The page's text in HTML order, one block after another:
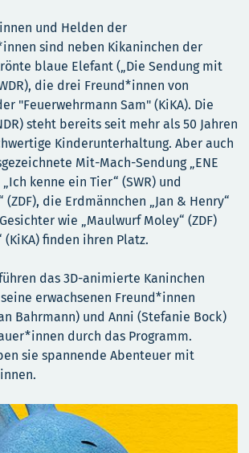
und Helden der
sind neben Kikaninchen der
blaue Elefant („Die Sendung mit
die drei Freund*innen von
"Feuerwehrmann Sam" (KiKA). Die
steht bereits seit mehr als 50 Jahren
Kinderunterhaltung. Aber auch
Mit-Mach-Sendung „ENE
„Ich kenne ein Tier“ (SWR) und
(ZDF), die Erdmännchen „Jan & Henry“
wie „Maulwurf Moley“ (ZDF)
(KiKA) finden ihren Platz.
das 3D-animierte Kaninchen
erwachsenen Freund*innen
Bahrmann) und Anni (Stefanie Bock)
durch das Programm.
sie spannende Abenteuer mit